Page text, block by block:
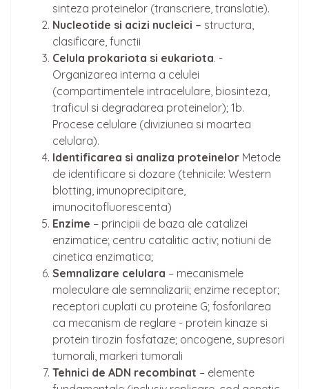
sinteza proteinelor (transcriere, translatie).
Nucleotide si acizi nucleici – structura,
clasificare, functii
Celula prokariota si eukariota. -
Organizarea interna a celulei
(compartimentele intracelulare, biosinteza,
traficul si degradarea proteinelor); 1b.
Procese celulare (diviziunea si moartea
celulara).
Identificarea si analiza proteinelor Metode
de identificare si dozare (tehnicile: Western
blotting, imunoprecipitare,
imunocitofluorescenta)
Enzime – principii de baza ale catalizei
enzimatice; centru catalitic activ; notiuni de
cinetica enzimatica;
Semnalizare celulara – mecanismele
moleculare ale semnalizarii; enzime receptor;
receptori cuplati cu proteine G; fosforilarea
ca mecanism de reglare - protein kinaze si
protein tirozin fosfataze; oncogene, supresori
tumorali, markeri tumorali
Tehnici de ADN recombinat – elemente